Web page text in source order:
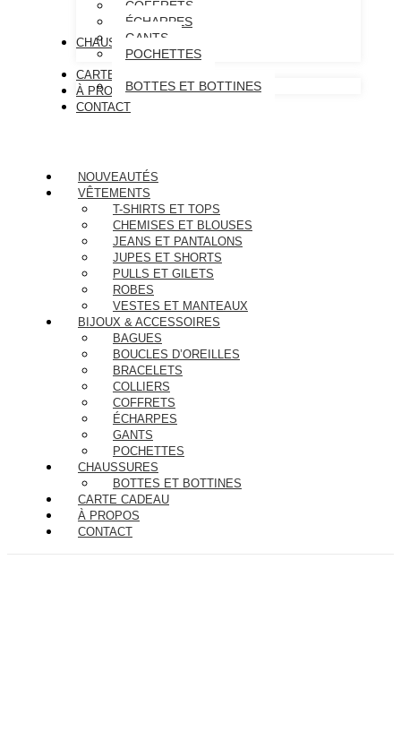
COFFRETS
ÉCHARPES
GANTS
POCHETTES
CHAUSSURES
BOTTES ET BOTTINES
CARTE CADEAU
À PROPOS
CONTACT
NOUVEAUTÉS
VÊTEMENTS
T-SHIRTS ET TOPS
CHEMISES ET BLOUSES
JEANS ET PANTALONS
JUPES ET SHORTS
PULLS ET GILETS
ROBES
VESTES ET MANTEAUX
BIJOUX & ACCESSOIRES
BAGUES
BOUCLES D’OREILLES
BRACELETS
COLLIERS
COFFRETS
ÉCHARPES
GANTS
POCHETTES
CHAUSSURES
BOTTES ET BOTTINES
CARTE CADEAU
À PROPOS
CONTACT